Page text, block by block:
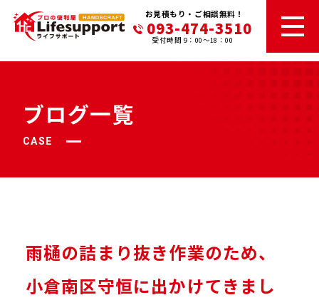
お見積もり・ご相談無料！
093-474-3510
受付時間 9：00～18：00
ブログ一覧
CASE
雨樋の詰まり抜き作業のため、
小倉南区守恒に出かけてきまし